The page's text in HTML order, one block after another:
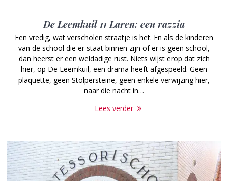
De Leemkuil 11 Laren: een razzia
Een vredig, wat verscholen straatje is het. En als de kinderen
van de school die er staat binnen zijn of er is geen school,
dan heerst er een weldadige rust. Niets wijst erop dat zich
hier, op De Leemkuil, een drama heeft afgespeeld. Geen
plaquette, geen Stolpersteine, geen enkele verwijzing hier,
naar die nacht in…
Lees verder